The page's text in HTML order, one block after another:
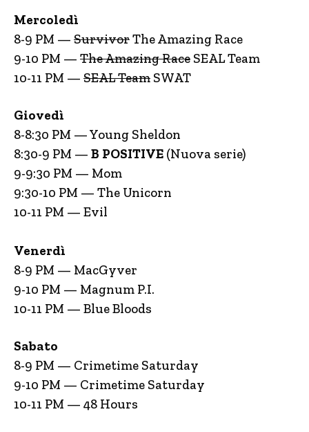
Mercoledì
8-9 PM — SurvivorThe Amazing Race
9-10 PM — The Amazing Race SEAL Team
10-11 PM — SEAL Team SWAT
Giovedì
8-8:30 PM — Young Sheldon
8:30-9 PM — B POSITIVE (Nuova serie)
9-9:30 PM — Mom
9:30-10 PM — The Unicorn
10-11 PM — Evil
Venerdì
8-9 PM — MacGyver
9-10 PM — Magnum P.I.
10-11 PM — Blue Bloods
Sabato
8-9 PM — Crimetime Saturday
9-10 PM — Crimetime Saturday
10-11 PM — 48 Hours